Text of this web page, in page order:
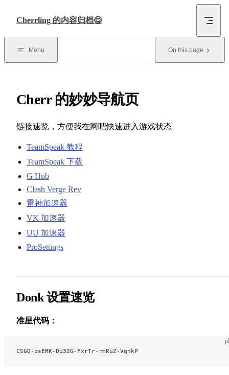
Cherrling 的内容归档😋
Menu On this page
Cherr 的妙妙导航页
链接速览，方便我在网吧快速进入游戏状态
TeamSpeak 教程
TeamSpeak 下载
G Hub
Clash Verge Rev
雷神加速器
VK 加速器
UU 加速器
ProSettings
Donk 设置速览
准星代码：
CSGO-psEMK-Du32G-FxrTr-rmRuZ-VqnkP